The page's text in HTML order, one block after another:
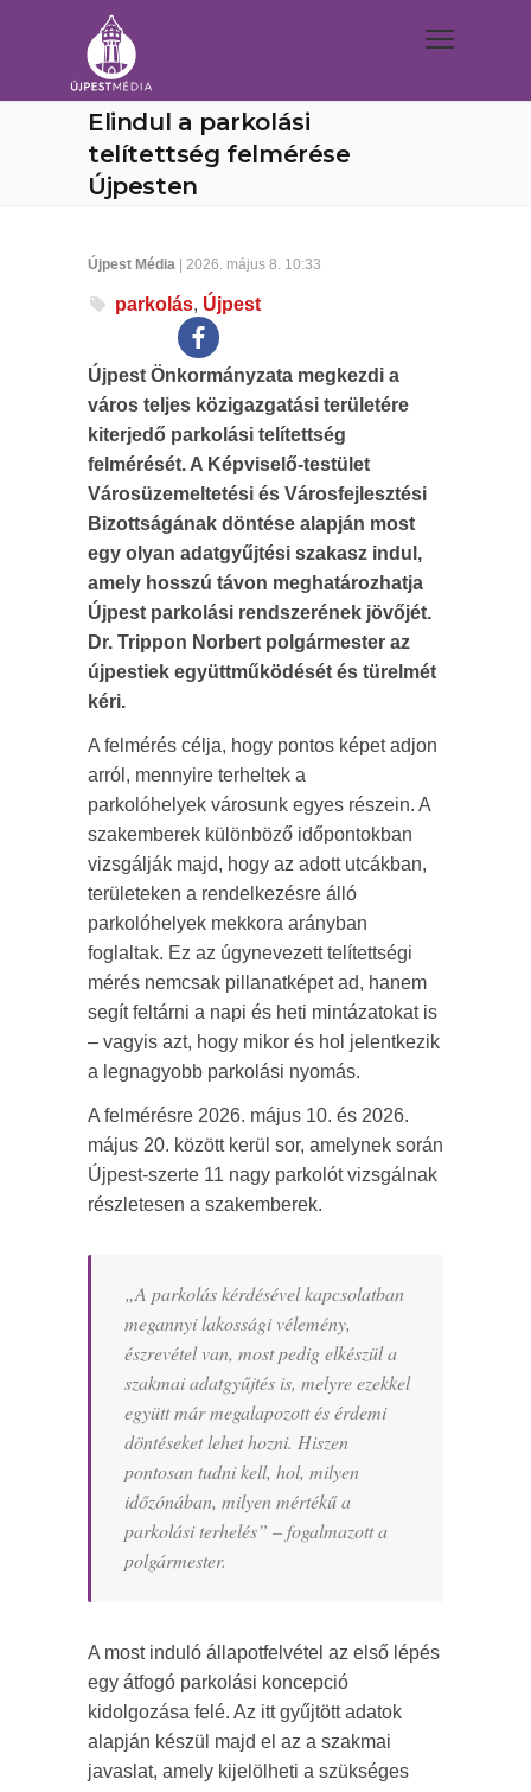
Elindul a parkolási
telítettség felmérése
Újpesten
Újpest Média | 2026. május 8. 10:33
parkolás, Újpest
Újpest Önkormányzata megkezdi a
város teljes közigazgatási területére
kiterjedő parkolási telítettség
felmérését. A Képviselő-testület
Városüzemeltetési és Városfejlesztési
Bizottságának döntése alapján most
egy olyan adatgyűjtési szakasz indul,
amely hosszú távon meghatározhatja
Újpest parkolási rendszerének jövőjét.
Dr. Trippon Norbert polgármester az
újpestiek együttműködését és türelmét
kéri.
A felmérés célja, hogy pontos képet adjon
arról, mennyire terheltek a
parkolóhelyek városunk egyes részein. A
szakemberek különböző időpontokban
vizsgálják majd, hogy az adott utcákban,
területeken a rendelkezésre álló
parkolóhelyek mekkora arányban
foglaltak. Ez az úgynevezett telítettségi
mérés nemcsak pillanatképet ad, hanem
segít feltárni a napi és heti mintázatokat is
– vagyis azt, hogy mikor és hol jelentkezik
a legnagyobb parkolási nyomás.
A felmérésre 2026. május 10. és 2026.
május 20. között kerül sor, amelynek során
Újpest-szerte 11 nagy parkolót vizsgálnak
részletesen a szakemberek.
„A parkolás kérdésével kapcsolatban
megannyi lakossági vélemény,
észrevétel van, most pedig elkészül a
szakmai adatgyűjtés is, melyre ezekkel
együtt már megalapozott és érdemi
döntéseket lehet hozni. Hiszen
pontosan tudni kell, hol, milyen
időzónában, milyen mértékű a
parkolási terhelés” – fogalmazott a
polgármester.
A most induló állapotfelvétel az első lépés
egy átfogó parkolási koncepció
kidolgozása felé. Az itt gyűjtött adatok
alapján készül majd el az a szakmai
javaslat, amely kijelölheti a szükséges